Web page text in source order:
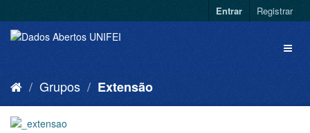
Entrar Registrar
Grupos Extensão